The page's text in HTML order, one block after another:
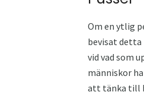
Om en ytlig
bevisat detta
vid vad som
människor
att tänka till